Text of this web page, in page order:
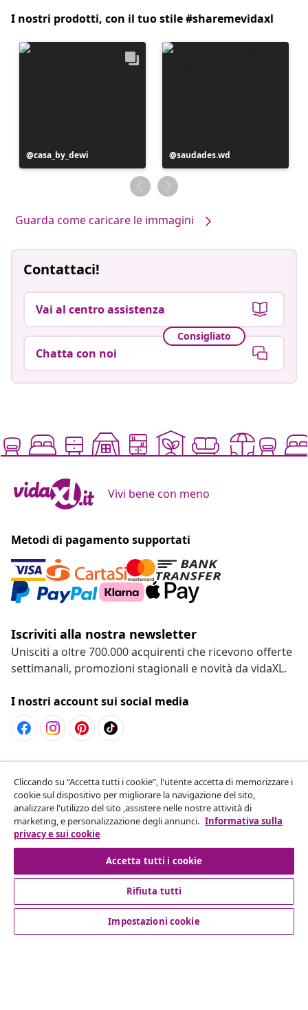
I nostri prodotti, con il tuo stile #sharemevidaxl
Post
pubblicato
casa_by_dewi
Post
pubblicato
da
saudades.wd
Guarda come caricare le immagini
Contattaci!
Vai al centro assistenza
Consigliato
Chatta con noi
Vivi bene con meno
Metodi di pagamento supportati
Iscriviti alla nostra newsletter
Unisciti a oltre 700.000 acquirenti che ricevono offerte
settimanali, promozioni stagionali e novità da vidaXL.
I nostri account sui social media
Recesso dal contratto
Invia una richiesta di recesso per il tuo ordine.
Recesso dal contratto
Servizio clienti
Cliccando su “Accetta tutti i cookie”, l'utente accetta di memorizzare i
cookie sul dispositivo per migliorare la navigazione del sito,
analizzare l'utilizzo del sito ,assistere nelle nostre attività di
marketing, e personalizzazione degli annunci. Informativa sulla
privacy e sui cookie
Accetta tutti i cookie
Rifiuta tutti
Impostazioni cookie